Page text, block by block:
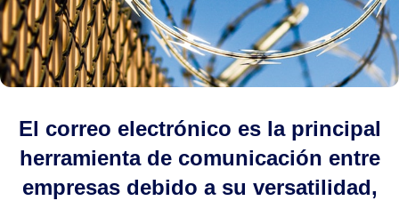
El correo electrónico es la principal
herramienta de comunicación entre
empresas debido a su versatilidad,